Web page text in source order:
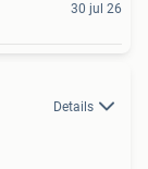
30 jul 26
Details